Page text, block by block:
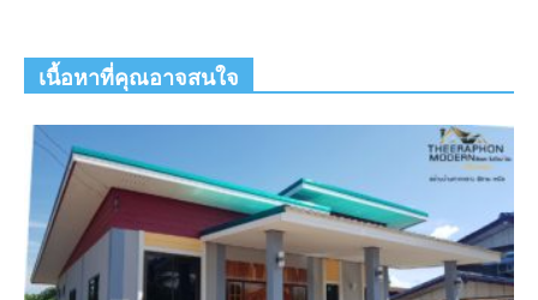
เนื้อหาที่คุณอาจสนใจ